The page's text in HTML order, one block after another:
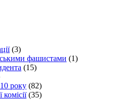
(3)
фашистами (1)
(15)
року (82)
(35)